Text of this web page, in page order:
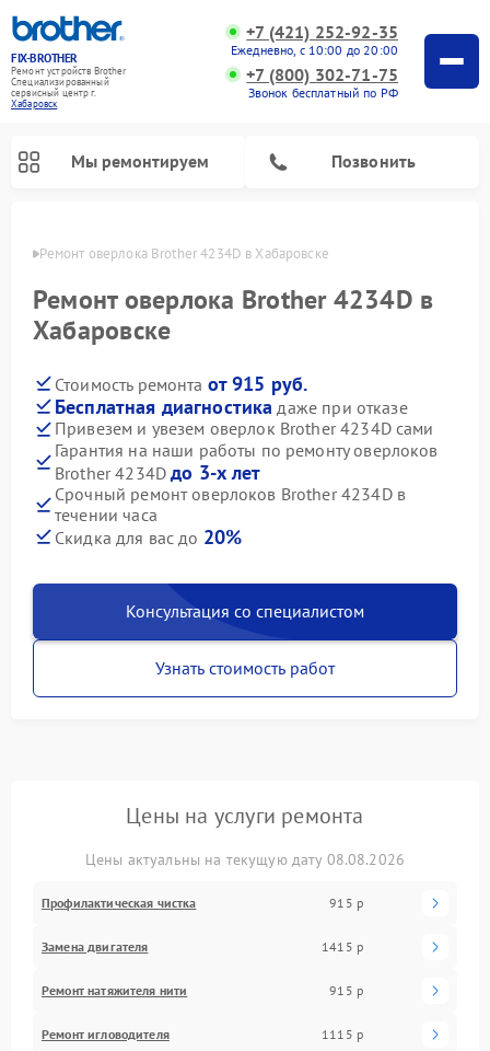
FIX-BROTHER
Ремонт устройств Brother
Специализированный
cервисный центр г.
Хабаровск
+7 (421) 252-92-35
Ежедневно, с 10:00 до 20:00
+7 (800) 302-71-75
Звонок бесплатный по РФ
Мы ремонтируем Позвонить
Ремонт оверлока Brother 4234D в Хабаровске
Ремонт оверлока Brother 4234D в
Хабаровске
Стоимость ремонта от 915 руб.
Бесплатная диагностика даже при отказе
Привезем и увезем оверлок Brother 4234D сами
Гарантия на наши работы по ремонту оверлоков
Brother 4234Dдо 3-х лет
Срочный ремонт оверлоков Brother 4234D в
течении часа
Скидка для вас до 20%
Консультация со специалистом
Узнать стоимость работ
Цены на услуги ремонта
Цены актуальны на текущую дату 08.08.2026
Профилактическая чистка 915 р
Замена двигателя 1415 р
Ремонт натяжителя нити 915 р
Ремонт игловодителя 1115 р